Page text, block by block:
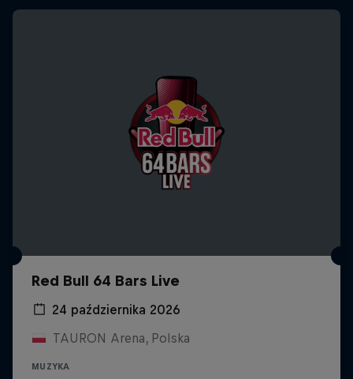
Red Bull 64 Bars Live
24 października 2026
TAURON Arena, Polska
MUZYKA